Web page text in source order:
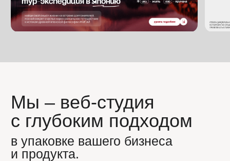
Быстрая разработка
лендинга в турбо-
формате